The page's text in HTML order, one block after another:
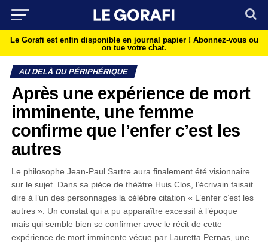
Le Gorafi est enfin disponible en journal papier ! Abonnez-vous ou
on tue votre chat.
AU DELÀ DU PÉRIPHÉRIQUE
Après une expérience de mort
imminente, une femme
confirme que l’enfer c’est les
autres
Le philosophe Jean-Paul Sartre aura finalement été visionnaire
sur le sujet. Dans sa pièce de théâtre Huis Clos, l’écrivain faisait
dire à l’un des personnages la célèbre citation « L’enfer c’est les
autres ». Un constat qui a pu apparaître excessif à l’époque
mais qui semble bien se confirmer avec le récit de cette
expérience de mort imminente vécue par Lauretta Pernas, une